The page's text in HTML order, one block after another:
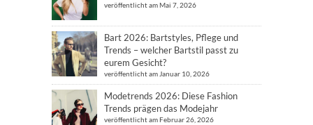
veröffentlicht am Mai 7, 2026
Bart 2026: Bartstyles, Pflege und
Trends – welcher Bartstil passt zu
eurem Gesicht?
veröffentlicht am Januar 10, 2026
Modetrends 2026: Diese Fashion
Trends prägen das Modejahr
veröffentlicht am Februar 26, 2026